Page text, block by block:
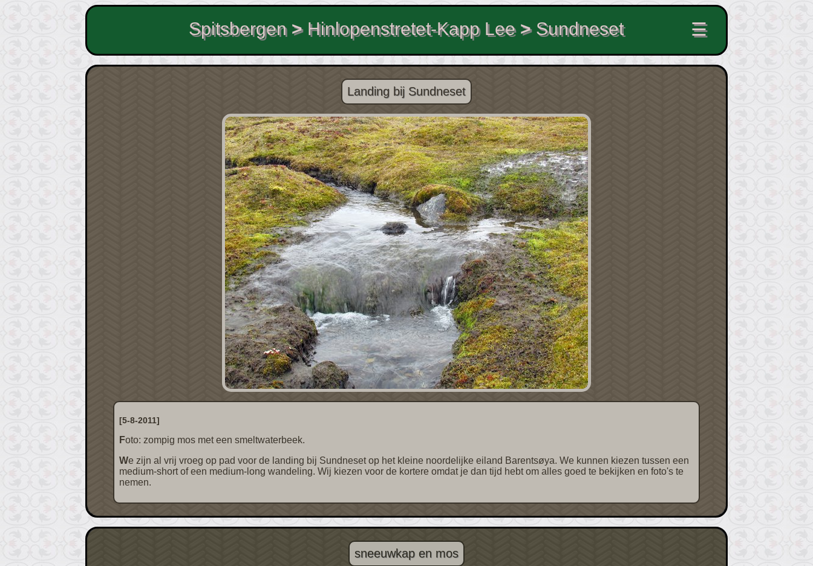
Spitsbergen> Hinlopenstretet-Kapp Lee> Sundneset ☰
Landing bij Sundneset
[5-8-2011]
Foto: zompig mos met een smeltwaterbeek.
We zijn al vrij vroeg op pad voor de landing bij Sundneset op het kleine noordelijke eiland Barentsøya. We kunnen kiezen tussen een
medium-short of een medium-long wandeling. Wij kiezen voor de kortere omdat je dan tijd hebt om alles goed te bekijken en foto's te
nemen.
sneeuwkap en mos